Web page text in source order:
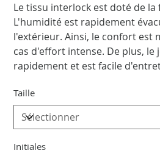
Le tissu interlock est doté de la
L'humidité est rapidement
l'extérieur. Ainsi, le confort est
cas d'effort intense. De plus, le
rapidement et est facile
Taille
Initiales